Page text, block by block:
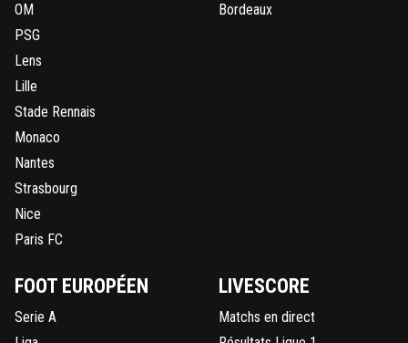
OM
PSG
Lens
Lille
Stade Rennais
Monaco
Nantes
Strasbourg
Nice
Paris FC
Bordeaux
FOOT EUROPÉEN
Serie A
LIVESCORE
Matchs en direct